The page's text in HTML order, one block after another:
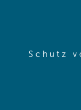
Schutz